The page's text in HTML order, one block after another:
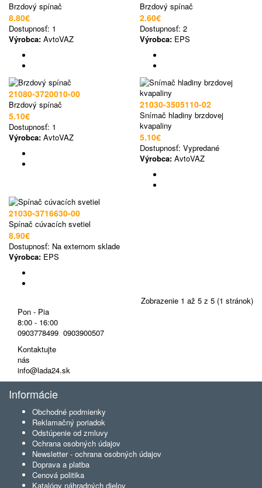
Brzdový spínač
8.80€
Dostupnosť: 1
Výrobca: AvtoVAZ
Brzdový spínač
2.60€
Dostupnosť: 2
Výrobca: EPS
21080-3720010-00
Brzdový spínač
5.10€
Dostupnosť: 1
Výrobca: AvtoVAZ
21030-3505110-02
Snímač hladiny brzdovej
kvapaliny
5.10€
Dostupnosť: Vypredané
Výrobca: AvtoVAZ
21030-3716630-00
Spínač cúvacích svetiel
8.90€
Dostupnosť: Na externom sklade
Výrobca: EPS
Zobrazenie 1 až 5 z 5 (1 stránok)
Pon - Pia
8:00 - 16:00
0903778499, 0903900507
Kontaktujte
nás
info@lada24.sk
Informácie
Obchodné podmienky
Reklamačný poriadok
Odstúpenie od zmluvy
Ochrana osobných údajov
Newsletter - ochrana osobných údajov
Doprava a platba
Cenová politika
Katalógy náhradných dielov